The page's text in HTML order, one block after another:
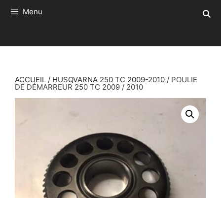
Menu
ACCUEIL / HUSQVARNA 250 TC 2009-2010 / POULIE
DE DÉMARREUR 250 TC 2009 / 2010